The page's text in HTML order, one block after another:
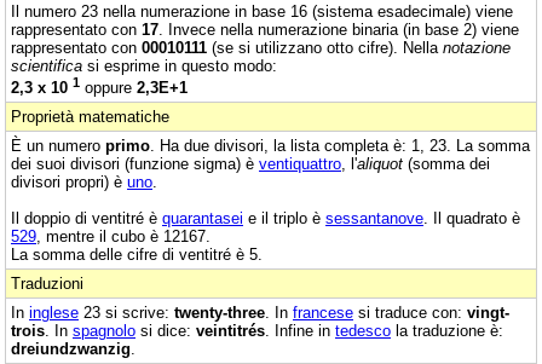
Il numero 23 nella numerazione in base 16 (sistema esadecimale) viene
rappresentato con 17 . Invece nella numerazione binaria (in base 2) viene
rappresentato con 00010111 (se si utilizzano otto cifre). Nella notazione
scientifica si esprime in questo modo:
2,3 x 10 1 oppure 2,3E+1
Proprietà matematiche
È un numero primo . Ha due divisori, la lista completa è: 1, 23. La somma
dei suoi divisori (funzione sigma) è ventiquattro , l'aliquot (somma dei
divisori propri) è uno
Il doppio di ventitré è quarantasei e il triplo è sessantanove . Il quadrato è
529 , mentre il cubo è 12167.
La somma delle cifre di ventitré è 5.
Traduzioni
In inglese 23 si scrive: twenty-three . In francese si traduce con: vingt-
trois . In spagnolo si dice: veintitrés . Infine in tedesco la traduzione è:
dreiundzwanzig